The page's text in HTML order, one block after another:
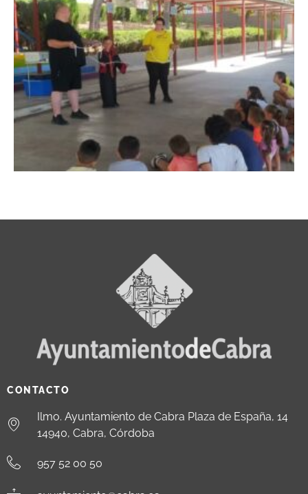
CONTACTO
Ilmo. Ayuntamiento de Cabra Plaza de España, 14
14940, Cabra, Córdoba
957 52 00 50